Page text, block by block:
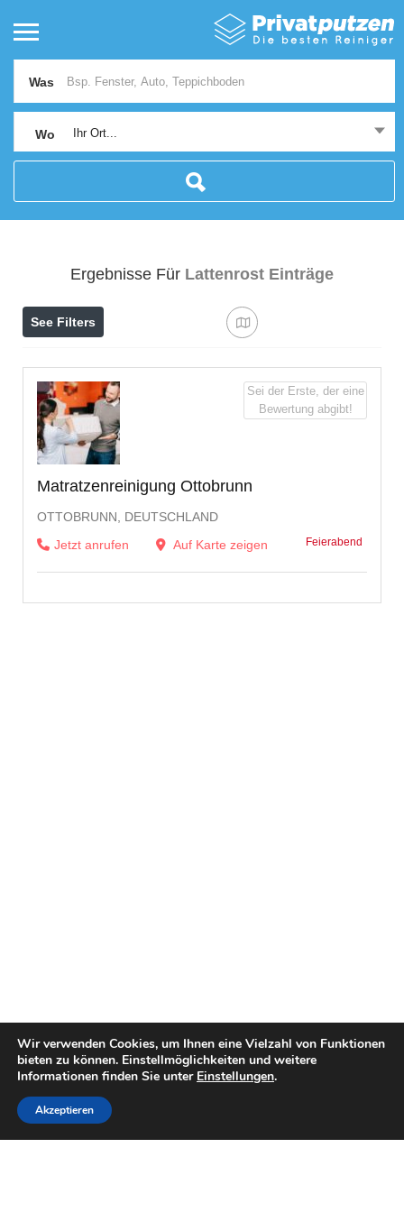
Was
Wo Ihr Ort...
Ergebnisse Für Lattenrost Einträge
See Filters
Matratzenreinigung Ottobrunn
OTTOBRUNN, DEUTSCHLAND
Jetzt anrufen
Auf Karte zeigen Feierabend
Sei der Erste, der eine
Bewertung abgibt!
Wir verwenden Cookies, um Ihnen eine Vielzahl von Funktionen
bieten zu können. Einstellmöglichkeiten und weitere
Informationen finden Sie unter Einstellungen.
Akzeptieren